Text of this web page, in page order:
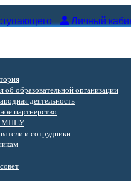
Личный
об образовательной организации
деятельность
партнерство
МПГУ
и сотрудники